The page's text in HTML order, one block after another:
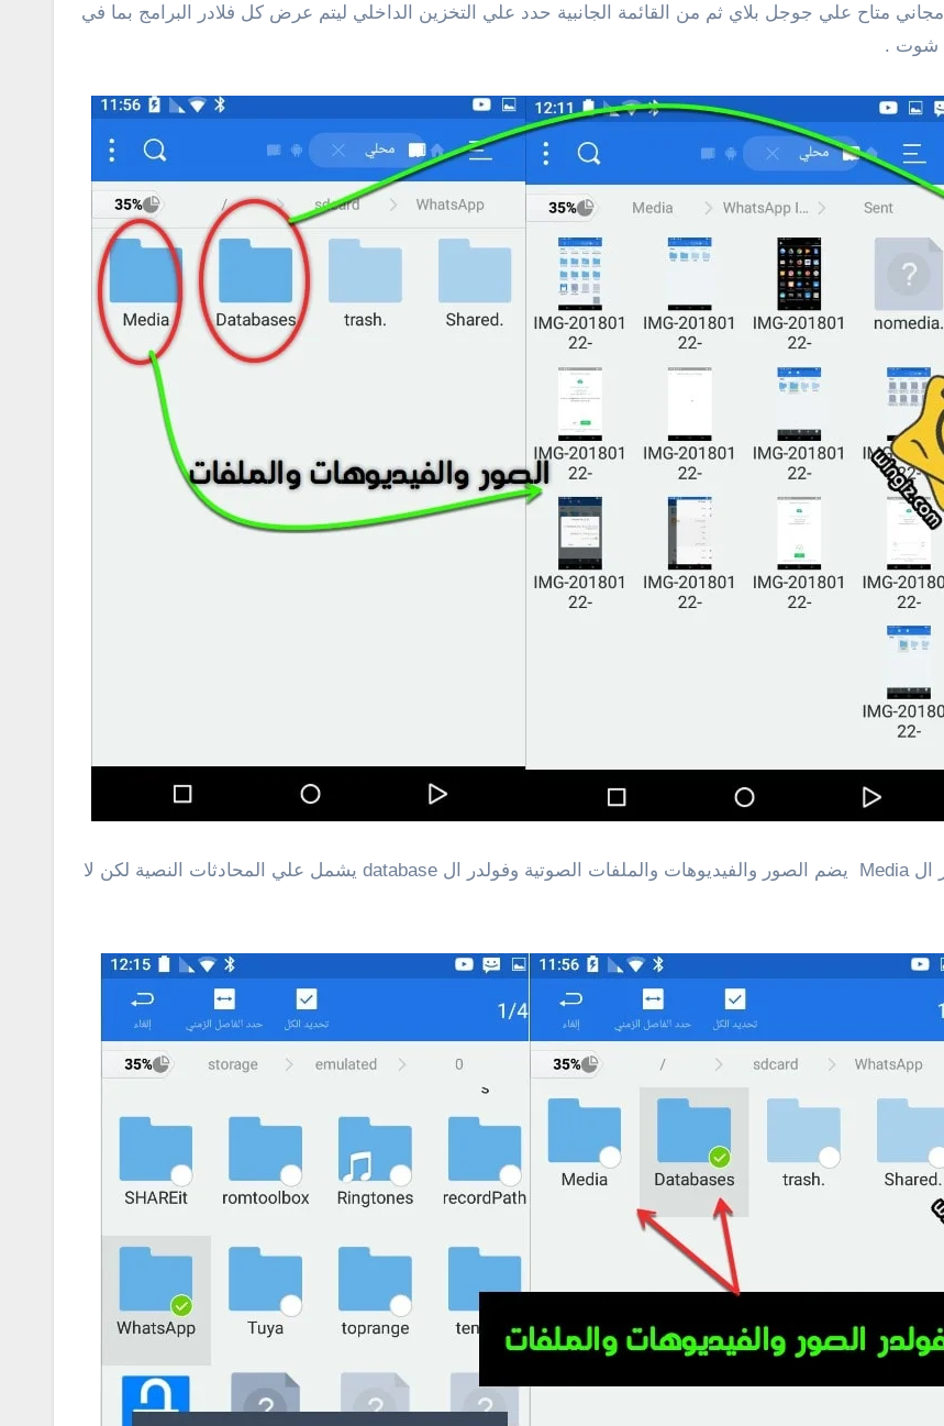
يمكنك استخدام برنامج تصفح الملفات مثل es file explorer مجاني متاح علي جوجل بلاي ثم من القائمة الجانبية حدد علي التخزين الداخلي ليتم عرض كل فلادر البرامج بما في
الأن لاحظ يوجد هنا كل شيء تم حفظه من الواتس اب فولدر ال Media يضم الصور والفيديوهات والملفات الصوتية وفولدر ال database يشمل علي المحادثات النصية لكن لا